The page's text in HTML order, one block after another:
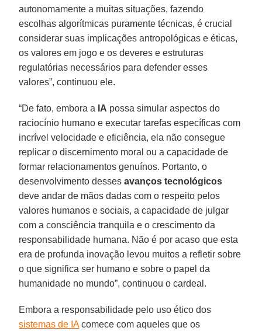
autonomamente a muitas situações, fazendo
escolhas algorítmicas puramente técnicas, é crucial
considerar suas implicações antropológicas e éticas,
os valores em jogo e os deveres e estruturas
regulatórias necessários para defender esses
valores”, continuou ele.
“De fato, embora a IA possa simular aspectos do
raciocínio humano e executar tarefas específicas com
incrível velocidade e eficiência, ela não consegue
replicar o discernimento moral ou a capacidade de
formar relacionamentos genuínos. Portanto, o
desenvolvimento dessesavanços tecnológicos
deve andar de mãos dadas com o respeito pelos
valores humanos e sociais, a capacidade de julgar
com a consciência tranquila e o crescimento da
responsabilidade humana. Não é por acaso que esta
era de profunda inovação levou muitos a refletir sobre
o que significa ser humano e sobre o papel da
humanidade no mundo”, continuou o cardeal.
Embora a responsabilidade pelo uso ético dos
sistemas de IAcomece com aqueles que os